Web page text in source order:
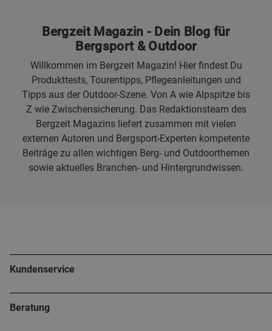
Bergzeit Magazin - Dein Blog für
Bergsport & Outdoor
Willkommen im Bergzeit Magazin! Hier findest Du
Produkttests, Tourentipps, Pflegeanleitungen und
Tipps aus der Outdoor-Szene. Von A wie Alpspitze bis
Z wie Zwischensicherung. Das Redaktionsteam des
Bergzeit Magazins liefert zusammen mit vielen
externen Autoren und Bergsport-Experten kompetente
Beiträge zu allen wichtigen Berg- und Outdoorthemen
sowie aktuelles Branchen- und Hintergrundwissen.
Kundenservice
Beratung